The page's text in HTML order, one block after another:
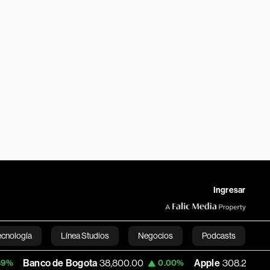
Ingresar
Línea Studios Negocios Podcasts
English
Bogota 38,800.00 0.00% Apple 308.22 -0.33%